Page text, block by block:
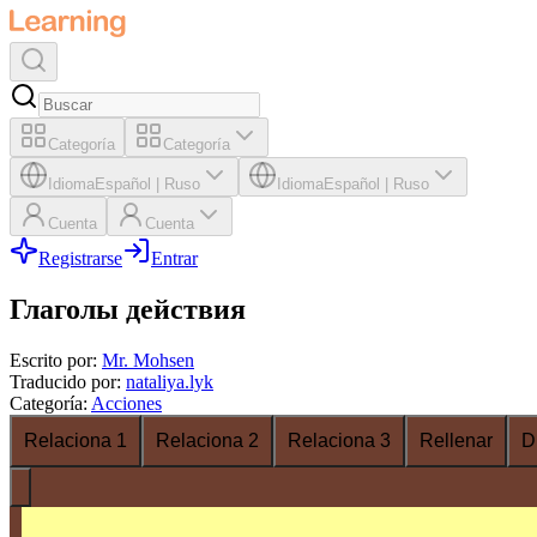
Categoría Categoría
IdiomaEspañol Ruso IdiomaEspañol Ruso
Cuenta Cuenta
Registrarse Entrar
Глаголы действия
Escrito por: Mr. Mohsen
Traducido por: nataliya.lyk
Categoría: Acciones
Relaciona 1
Relaciona 2 Relaciona 3 Rellenar